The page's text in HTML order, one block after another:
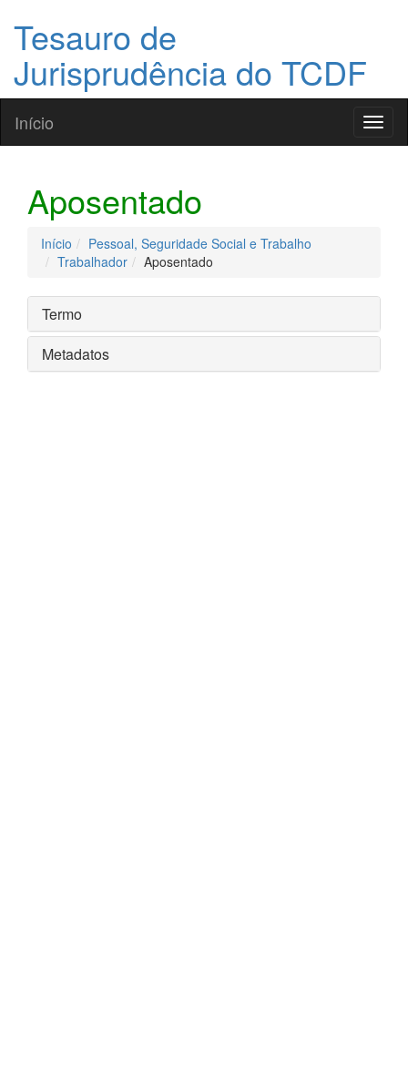
Tesauro de
Jurisprudência do TCDF
Início
Aposentado
Início
Pessoal, Seguridade Social e Trabalho
Trabalhador
Aposentado
Termo
Metadatos